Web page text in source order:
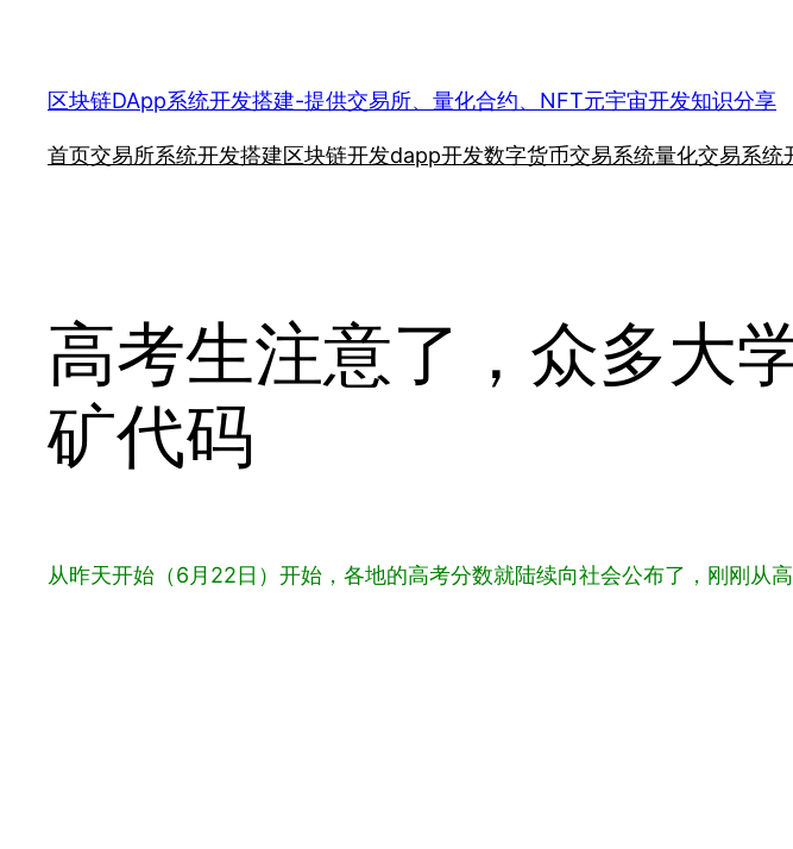
区块链DApp系统开发搭建-提供交易所、量化合约、NFT元宇宙开发知识分享
首页交易所系统开发搭建区块链开发dapp开发数字货币交易系统量化交易系统
高考生注意了，众多大
矿代码
从昨天开始（6月22日）开始，各地的高考分数就陆续向社会公布了，刚刚从